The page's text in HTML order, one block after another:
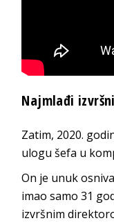
Najmlađi
Zatim, 2020.
ulogu šefa u
On je unuk
imao samo 31
izvršnim